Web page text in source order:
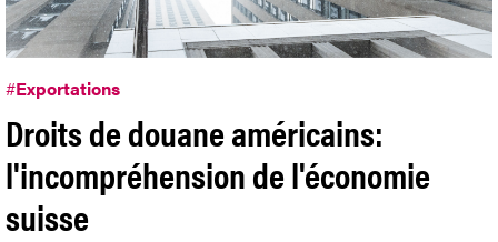
#Exportations
Droits de douane américains:
l'incompréhension de l'économie
suisse